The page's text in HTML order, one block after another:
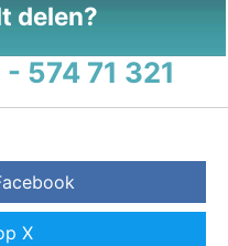
delen?
574 71 321
X